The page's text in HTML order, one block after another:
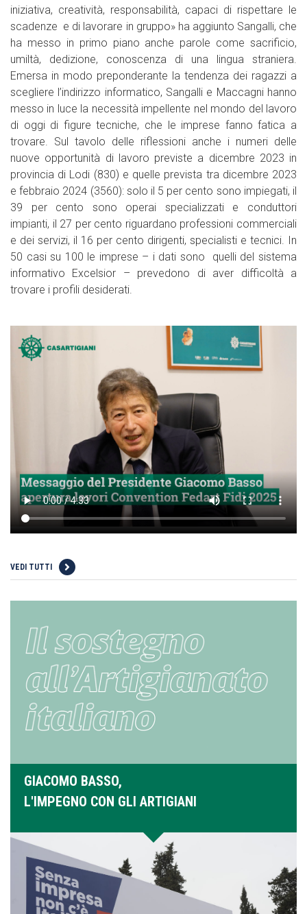
iniziativa, creatività, responsabilità, capaci di rispettare le
scadenze e di lavorare in gruppo» ha aggiunto Sangalli, che
ha messo in primo piano anche parole come sacrificio,
umiltà, dedizione, conoscenza di una lingua straniera.
Emersa in modo preponderante la tendenza dei ragazzi a
scegliere l’indirizzo informatico, Sangalli e Maccagni hanno
messo in luce la necessità impellente nel mondo del lavoro
di oggi di figure tecniche, che le imprese fanno fatica a
trovare. Sul tavolo delle riflessioni anche i numeri delle
nuove opportunità di lavoro previste a dicembre 2023 in
provincia di Lodi (830) e quelle prevista tra dicembre 2023
e febbraio 2024 (3560): solo il 5 per cento sono impiegati, il
39 per cento sono operai specializzati e conduttori
impianti, il 27 per cento riguardano professioni commerciali
e dei servizi, il 16 per cento dirigenti, specialisti e tecnici. In
50 casi su 100 le imprese – i dati sono quelli del sistema
informativo Excelsior – prevedono di aver difficoltà a
trovare i profili desiderati.
VEDI TUTTI
GIACOMO BASSO,
L'IMPEGNO CON GLI ARTIGIANI